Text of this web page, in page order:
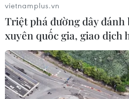
Ấn Độ dự kiến chi 8,8 tỷ USD
hoạt động thăm dò dầu khí
09/08/2026 13:13
Tổng Bí thư, Chủ tịch nước Tô
bắt đầu thăm cấp Nhà nước
vietnamplus.vn
Triệt phá đường dây đánh
xuyên quốc gia, giao dịch